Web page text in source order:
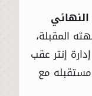
المقبلة،
إنتر عقب
مستقبله مع